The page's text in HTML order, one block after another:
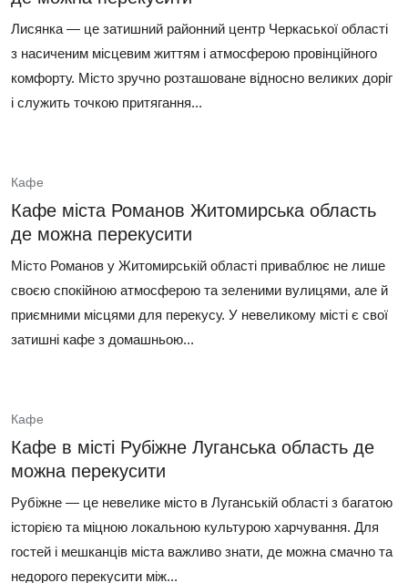
Лисянка — це затишний районний центр Черкаської області
з насиченим місцевим життям і атмосферою провінційного
комфорту. Місто зручно розташоване відносно великих доріг
і служить точкою притягання...
Кафе
Кафе міста Романов Житомирська область
де можна перекусити
Місто Романов у Житомирській області приваблює не лише
своєю спокійною атмосферою та зеленими вулицями, але й
приємними місцями для перекусу. У невеликому місті є свої
затишні кафе з домашньою...
Кафе
Кафе в місті Рубіжне Луганська область де
можна перекусити
Рубіжне — це невелике місто в Луганській області з багатою
історією та міцною локальною культурою харчування. Для
гостей і мешканців міста важливо знати, де можна смачно та
недорого перекусити між...